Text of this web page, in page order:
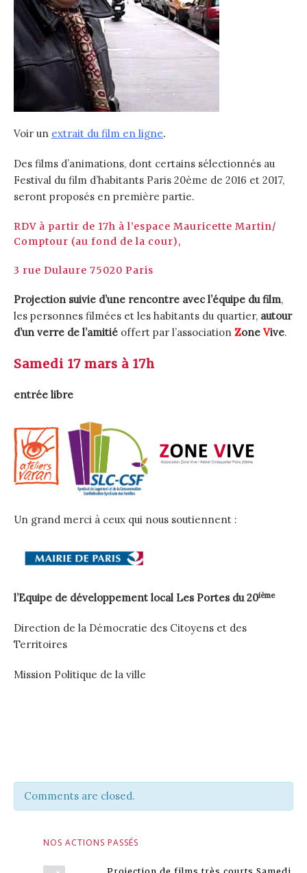
Voir un extrait du film en ligne.
Des films d’animations, dont certains sélectionnés au
Festival du film d’habitants Paris 20ème de 2016 et 2017,
seront proposés en première partie.
RDV à partir de 17h à l’espace Mauricette Martin/
Comptour (au fond de la cour),
3 rue Dulaure 75020 Paris
Projection suivie d’une rencontre avec l’équipe du film,
les personnes filmées et les habitants du quartier, autour
d’un verre de l’amitié offert par l’association Zone Vive.
Samedi 17 mars à 17h
entrée libre
Un grand merci à ceux qui nous soutiennent :
l’Equipe de développement local Les Portes du 20ième
Direction de la Démocratie des Citoyens et des
Territoires
Mission Politique de la ville
Comments are closed.
NOS ACTIONS PASSÉS